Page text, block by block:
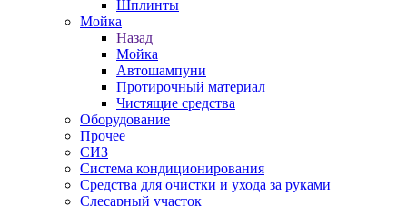
Шплинты
Мойка
Назад
Мойка
Автошампуни
Протирочный материал
Чистящие средства
Оборудование
Прочее
СИЗ
Система кондиционирования
Средства для очистки и ухода за руками
Слесарный участок